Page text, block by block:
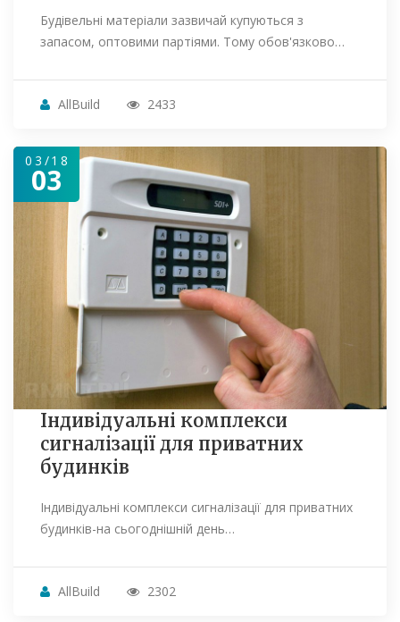
Будівельні матеріали зазвичай купуються з
запасом, оптовими партіями. Тому обов'язково…
AllBuild 2433
03/18
03
Індивідуальні комплекси
сигналізації для приватних
будинків
Індивідуальні комплекси сигналізації для приватних
будинків-на сьогоднішній день…
AllBuild 2302